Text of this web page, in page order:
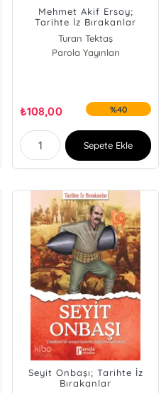
Mehmet Akif Ersoy;
Tarihte İz Bırakanlar
Turan Tektaş
Parola Yayınları
₺108,00 %40
Sepete Ekle
Seyit Onbaşı; Tarihte İz
Bırakanlar